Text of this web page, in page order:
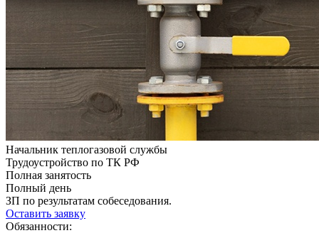
Начальник теплогазовой службы
Трудоустройство по ТК РФ
Полная занятость
Полный день
ЗП по результатам собеседования.
Оставить заявку
Обязанности: